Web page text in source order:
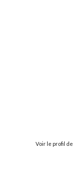
Voir le profil de